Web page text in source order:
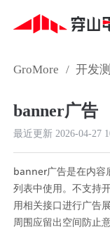
GroMore / 开发
banner广告
最近更新 2026-04-27
banner广告是在内容
列表中使用。不支持
用相关接口进行广告
周围应留出空间防止